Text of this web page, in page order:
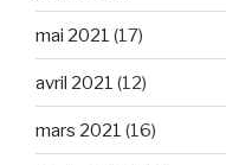
mai 2021 (17)
avril 2021 (12)
mars 2021 (16)